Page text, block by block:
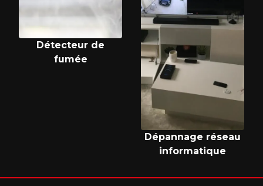
Détecteur de
fumée
Dépannage réseau
informatique